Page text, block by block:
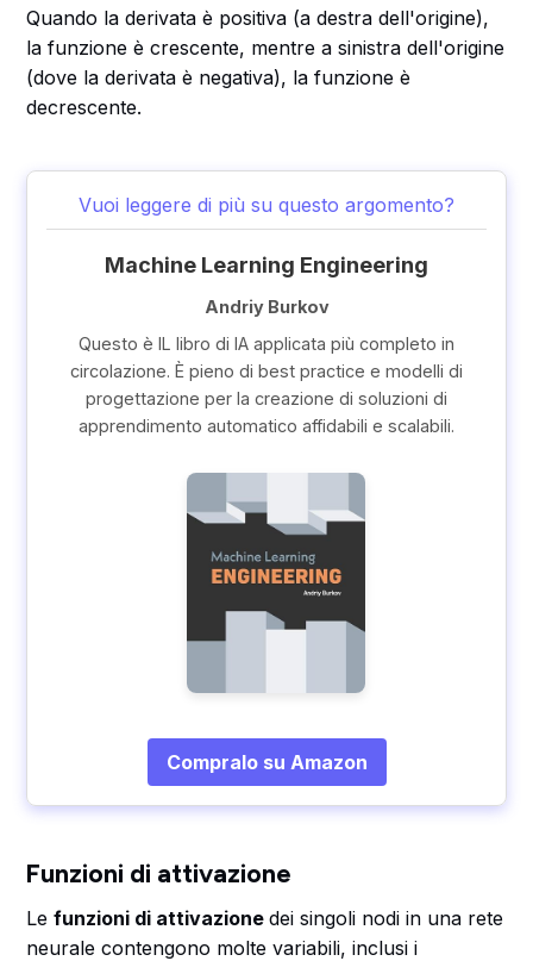
c
{
d
x
}
=
Quando la derivata è positiva (a destra dell'origine),
la funzione è crescente, mentre a sinistra dell'origine
(dove la derivata è negativa), la funzione è
decrescente.
Vuoi leggere di più su questo argomento?
Machine Learning Engineering
Andriy Burkov
Questo è IL libro di IA applicata più completo in
circolazione. È pieno di best practice e modelli di
progettazione per la creazione di soluzioni di
apprendimento automatico affidabili e scalabili.
Compralo su Amazon
Funzioni di attivazione
Lefunzioni di attivazionedei singoli nodi in una rete
neurale contengono molte variabili, inclusi i